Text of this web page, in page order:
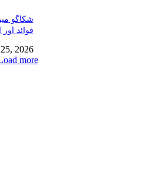
شکاگو
فوائد
2026
more